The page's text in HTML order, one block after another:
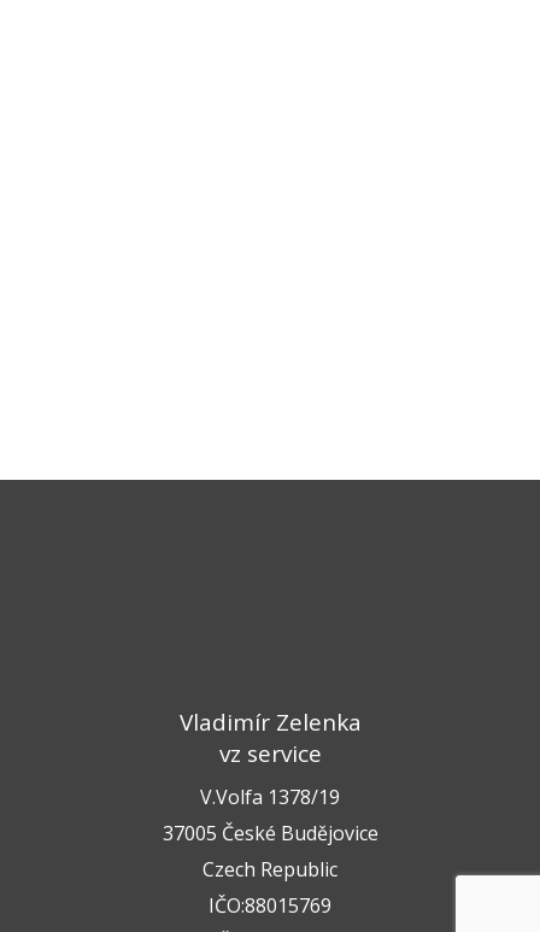
Vladimír Zelenka
vz service
V.Volfa 1378/19
37005 České Budějovice
Czech Republic
IČO:88015769